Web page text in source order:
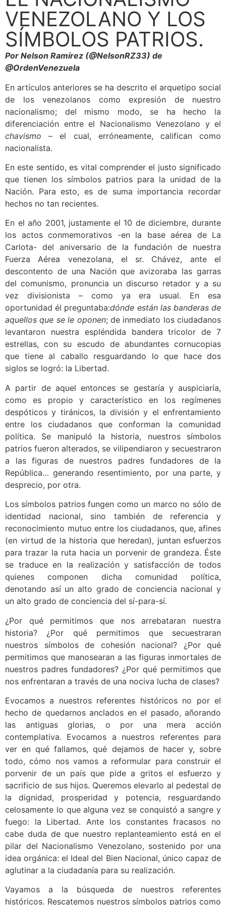
VENEZOLANO Y LOS
SÍMBOLOS PATRIOS.
Por Nelson Ramírez (@NelsonRZ33) de
@OrdenVenezuela
En artículos anteriores se ha descrito el arquetipo social
de los venezolanos como expresión de nuestro
nacionalismo; del mismo modo, se ha hecho la
diferenciación entre el Nacionalismo Venezolano y el
chavismo – el cual, erróneamente, califican como
nacionalista.
En este sentido, es vital comprender el justo significado
que tienen los símbolos patrios para la unidad de la
Nación. Para esto, es de suma importancia recordar
hechos no tan recientes.
En el año 2001, justamente el 10 de diciembre, durante
los actos conmemorativos -en la base aérea de La
Carlota- del aniversario de la fundación de nuestra
Fuerza Aérea venezolana, el sr. Chávez, ante el
descontento de una Nación que avizoraba las garras
del comunismo, pronuncia un discurso retador y a su
vez divisionista – como ya era usual. En esa
oportunidad él preguntaba:dónde están las banderas de
aquellos que se le oponen; de inmediato los ciudadanos
levantaron nuestra espléndida bandera tricolor de 7
estrellas, con su escudo de abundantes cornucopias
que tiene al caballo resguardando lo que hace dos
siglos se logró: la Libertad.
A partir de aquel entonces se gestaría y auspiciaría,
como es propio y característico en los regímenes
despóticos y tiránicos, la división y el enfrentamiento
entre los ciudadanos que conforman la comunidad
política. Se manipuló la historia, nuestros símbolos
patrios fueron alterados, se vilipendiaron y secuestraron
a las figuras de nuestros padres fundadores de la
República… generando resentimiento, por una parte, y
desprecio, por otra.
Los símbolos patrios fungen como un marco no sólo de
identidad nacional, sino también de referencia y
reconocimiento mutuo entre los ciudadanos, que, afines
(en virtud de la historia que heredan), juntan esfuerzos
para trazar la ruta hacia un porvenir de grandeza. Éste
se traduce en la realización y satisfacción de todos
quienes componen dicha comunidad política,
denotando así un alto grado de conciencia nacional y
un alto grado de conciencia del sí-para-sí.
¿Por qué permitimos que nos arrebataran nuestra
historia? ¿Por qué permitimos que secuestraran
nuestros símbolos de cohesión nacional? ¿Por qué
permitimos que manosearan a las figuras inmortales de
nuestros padres fundadores? ¿Por qué permitimos que
nos enfrentaran a través de una nociva lucha de clases?
Evocamos a nuestros referentes históricos no por el
hecho de quedarnos anclados en el pasado, añorando
las antiguas glorias, o por una mera acción
contemplativa. Evocamos a nuestros referentes para
ver en qué fallamos, qué dejamos de hacer y, sobre
todo, cómo nos vamos a reformular para construir el
porvenir de un país que pide a gritos el esfuerzo y
sacrificio de sus hijos. Queremos elevarlo al pedestal de
la dignidad, prosperidad y potencia, resguardando
celosamente lo que alguna vez se conquistó a sangre y
fuego: la Libertad. Ante los constantes fracasos no
cabe duda de que nuestro replanteamiento está en el
pilar del Nacionalismo Venezolano, sostenido por una
idea orgánica: el Ideal del Bien Nacional, único capaz de
aglutinar a la ciudadanía para su realización.
Vayamos a la búsqueda de nuestros referentes
históricos. Rescatemos nuestros símbolos patrios como